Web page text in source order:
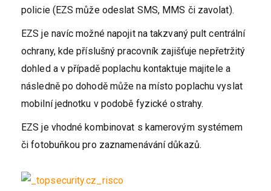
policie (EZS může odeslat SMS, MMS či zavolat).
EZS je navíc možné napojit na takzvaný pult centrální
ochrany, kde příslušný pracovník zajišťuje nepřetržitý
dohled a v případě poplachu kontaktuje majitele a
následně po dohodě může na místo poplachu vyslat
mobilní jednotku v podobě fyzické ostrahy.
EZS je vhodné kombinovat s kamerovým systémem
či fotobuňkou pro zaznamenávání důkazů.